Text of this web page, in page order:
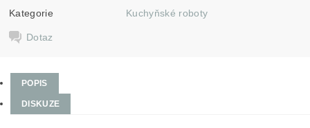
Kategorie Kuchyňské roboty
Dotaz
POPIS
DISKUZE